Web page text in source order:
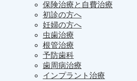
保険治療と自費治療
初診の方へ
妊婦の方へ
虫歯治療
根管治療
予防歯科
歯周病治療
インプラント治療